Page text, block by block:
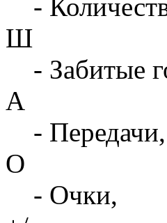
-
Ш
- Забитые
А
- Передачи,
О
- Очки,